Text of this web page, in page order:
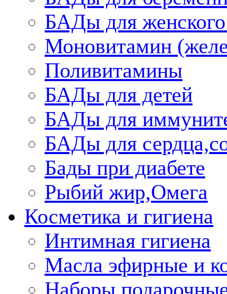
БАДы для женского
Моновитамин
Поливитамины
БАДы для детей
БАДы для
БАДы для
Бады при диабете
Рыбий жир,Омега
Косметика и гигиена
Интимная гигиена
Масла эфирные и